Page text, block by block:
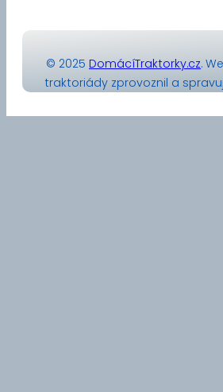
© 2025 DomácíTraktorky.cz.
traktoriády zprovoznil a